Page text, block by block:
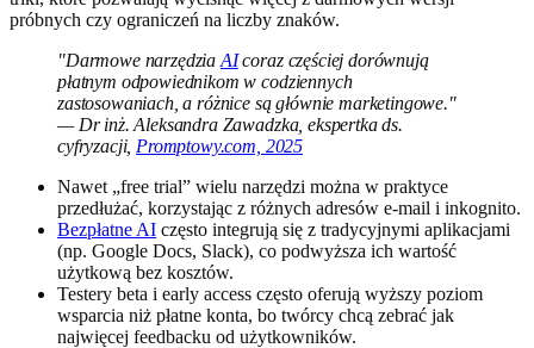
próbnych czy ograniczeń na liczby znaków.
"Darmowe narzędzia AIcoraz częściej dorównują
płatnym odpowiednikom w codziennych
zastosowaniach, a różnice są głównie marketingowe."
— Dr inż. Aleksandra Zawadzka, ekspertka ds.
cyfryzacji, Promptowy.com, 2025
Nawet „free trial” wielu narzędzi można w praktyce
przedłużać, korzystając z różnych adresów e-mail i inkognito.
Bezpłatne AI często integrują się z tradycyjnymi aplikacjami
(np. Google Docs, Slack), co podwyższa ich wartość
użytkową bez kosztów.
Testery beta i early access często oferują wyższy poziom
wsparcia niż płatne konta, bo twórcy chcą zebrać jak
najwięcej feedbacku od użytkowników.